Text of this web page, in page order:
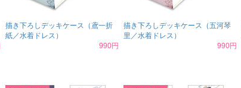
描き下ろしデッキケース（鳶一折
紙／水着ドレス）
990円
描き下ろしデッキケース（五河琴
里／水着ドレス）
990円